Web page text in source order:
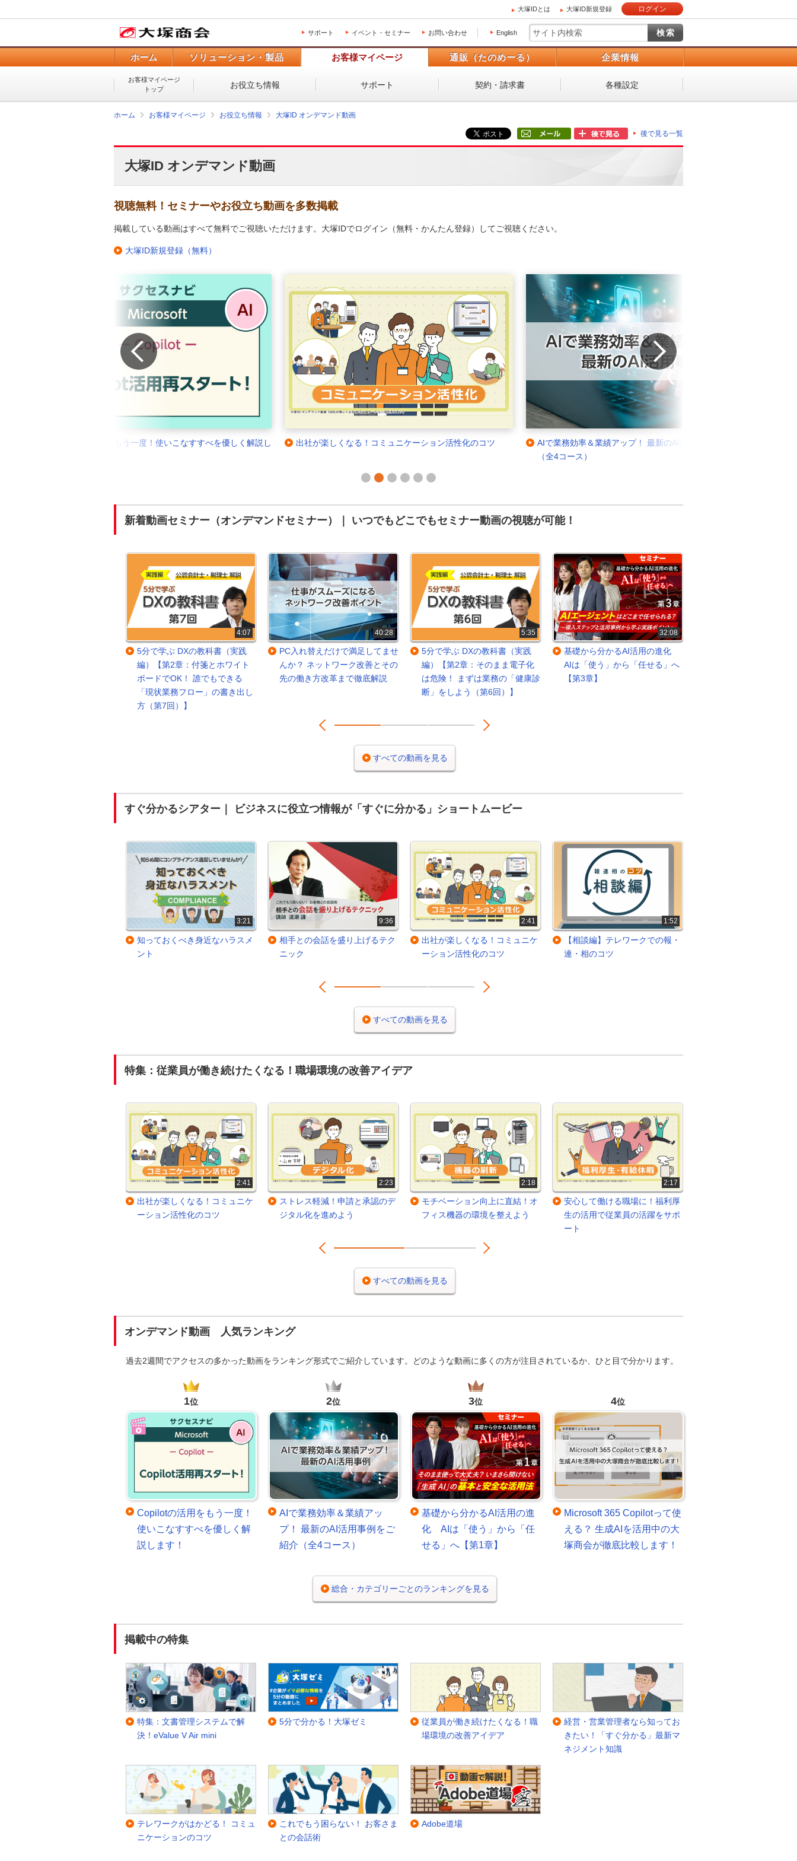
大塚IDとは 大塚ID新規登録 ログイン
サポート イベント・セミナー お問い合わせ English
ホーム ソリューション・製品 お客様マイページ 通販（たのめーる） 企業情報
お客様マイページ
トップ
お役立ち情報 サポート 契約・請求書 各種設定
ホーム お客様マイページ お役立ち情報 大塚ID オンデマンド動画
後で見る一覧
大塚ID オンデマンド動画
視聴無料！セミナーやお役立ち動画を多数掲載
掲載している動画はすべて無料でご視聴いただけます。大塚IDでログイン（無料・かんたん登録）してご視聴ください。
大塚ID新規登録（無料）
Copilotの活用をもう一度！使いこなすすべを優しく解説し
出社が楽しくなる！コミュニケーション活性化のコツ
AIで業務効率＆業績アップ！ 最新のAI活用事例をご紹介
（全4コース）
1 2 3 4 5 6
Prev Next
新着動画セミナー（オンデマンドセミナー）｜ いつでもどこでもセミナー動画の視聴が可能！
4:07
5分で学ぶ DXの教科書（実践
編）【第2章：付箋とホワイト
ボードでOK！ 誰でもできる
「現状業務フロー」の書き出し
方（第7回）】
40:28
PC入れ替えだけで満足してませ
んか？ ネットワーク改善とその
先の働き方改革まで徹底解説
5:35
5分で学ぶ DXの教科書（実践
編）【第2章：そのまま電子化
は危険！ まずは業務の「健康診
断」をしよう（第6回）】
32:08
基礎から分かるAI活用の進化
AIは「使う」から「任せる」へ
【第3章】
1 2 3
Prev Next
すべての動画を見る
すぐ分かるシアター｜ ビジネスに役立つ情報が「すぐに分かる」ショートムービー
3:21
知っておくべき身近なハラスメ
ント
9:36
相手との会話を盛り上げるテク
ニック
2:41
出社が楽しくなる！コミュニケ
ーション活性化のコツ
1:52
【相談編】テレワークでの報・
連・相のコツ
1 2 3
Prev Next
すべての動画を見る
特集：従業員が働き続けたくなる！職場環境の改善アイデア
2:41
出社が楽しくなる！コミュニケ
ーション活性化のコツ
2:23
ストレス軽減！申請と承認のデ
ジタル化を進めよう
2:18
モチベーション向上に直結！オ
フィス機器の環境を整えよう
2:17
安心して働ける職場に！福利厚
生の活用で従業員の活躍をサポ
ート
1 2
Prev Next
すべての動画を見る
オンデマンド動画 人気ランキング
過去2週間でアクセスの多かった動画をランキング形式でご紹介しています。どのような動画に多くの方が注目されているか、ひと目で分かります。
1位
Copilotの活用をもう一度！
使いこなすすべを優しく解
説します！
2位
AIで業務効率＆業績アッ
プ！ 最新のAI活用事例をご
紹介（全4コース）
3位
基礎から分かるAI活用の進
化 AIは「使う」から「任
せる」へ【第1章】
4位
Microsoft 365 Copilotって使
える？ 生成AIを活用中の大
塚商会が徹底比較します！
総合・カテゴリーごとのランキングを見る
掲載中の特集
特集：文書管理システムで解
決！eValue V Air mini
5分で分かる！大塚ゼミ
従業員が働き続けたくなる！職
場環境の改善アイデア
経営・営業管理者なら知ってお
きたい！「すぐ分かる」最新マ
ネジメント知識
テレワークがはかどる！ コミュ
ニケーションのコツ
これでもう困らない！ お客さま
との会話術
Adobe道場